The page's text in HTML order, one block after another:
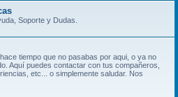
Soporte y Dudas.
tiempo que no pasabas por aqui, o ya no
Aquí puedes contactar con tus compañeros,
etc... o simplemente saludar. Nos